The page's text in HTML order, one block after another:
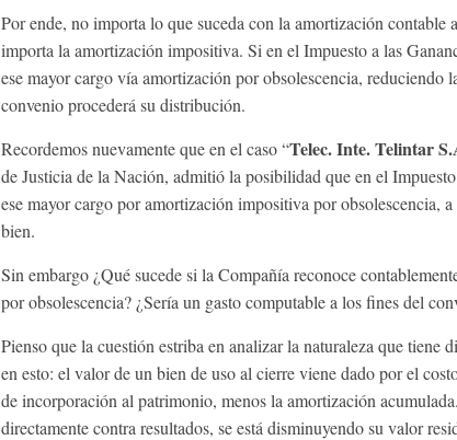
Por ende, no importa lo que suceda con la amortización contable
importa la amortización impositiva. Si en el Impuesto a las
ese mayor cargo vía amortización por obsolescencia, reduciendo
convenio procederá su distribución.
Recordemos nuevamente que en el caso “Telec. Inte. Telintar
de Justicia de la Nación, admitió la posibilidad que en el
ese mayor cargo por amortización impositiva por obsolescencia,
bien.
Sin embargo ¿Qué sucede si la Compañía reconoce
por obsolescencia? ¿Sería un gasto computable a los fines del
Pienso que la cuestión estriba en analizar la naturaleza que tiene
en esto: el valor de un bien de uso al cierre viene dado por el
de incorporación al patrimonio, menos la amortización
directamente contra resultados, se está disminuyendo su valor